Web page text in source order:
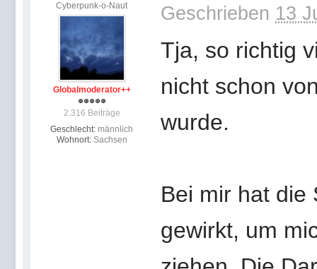
Cyberpunk-o-Naut
Globalmoderator++
2.316 Beiträge
Geschlecht: männlich
Wohnort: Sachsen
Geschrieben 13
Tja, so richtig
nicht schon
wurde.
Bei mir hat die
gewirkt, um